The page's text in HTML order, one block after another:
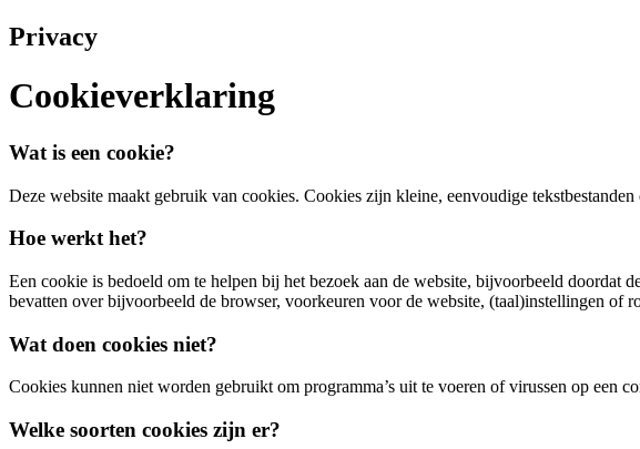
Privacy
Cookieverklaring
Wat is een cookie?
Deze website maakt gebruik van cookies. Cookies zijn kleine, eenvoudige
Hoe werkt het?
Een cookie is bedoeld om te helpen bij het bezoek aan de website, bijvoorbeeld
bevatten over bijvoorbeeld de browser, voorkeuren voor de website, (taal)instellingen of
Wat doen cookies niet?
Cookies kunnen niet worden gebruikt om programma’s uit te voeren of virussen op een
Welke soorten cookies zijn er?